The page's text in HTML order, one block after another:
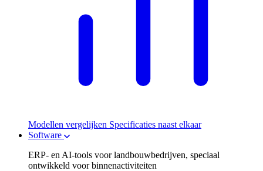
Modellen vergelijken Specificaties naast elkaar
Software
ERP- en AI-tools voor landbouwbedrijven, speciaal
ontwikkeld voor binnenactiviteiten